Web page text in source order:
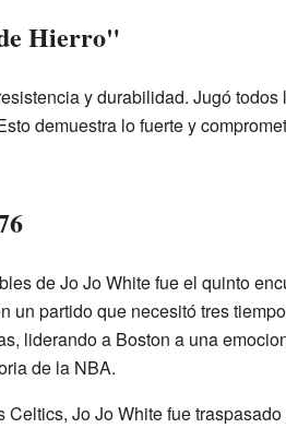
Hierro"
y durabilidad. Jugó
demuestra lo fuerte y
de Jo Jo White fue el quinto
un partido que necesitó tres
liderando a Boston a una
de la NBA.
Jo Jo White fue